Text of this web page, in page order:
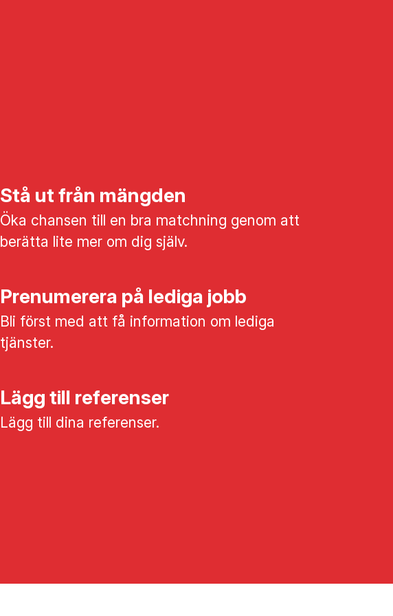
Stå ut från mängden
Öka chansen till en bra matchning genom att
berätta lite mer om dig själv.
Prenumerera på lediga jobb
Bli först med att få information om lediga
tjänster.
Lägg till referenser
Lägg till dina referenser.